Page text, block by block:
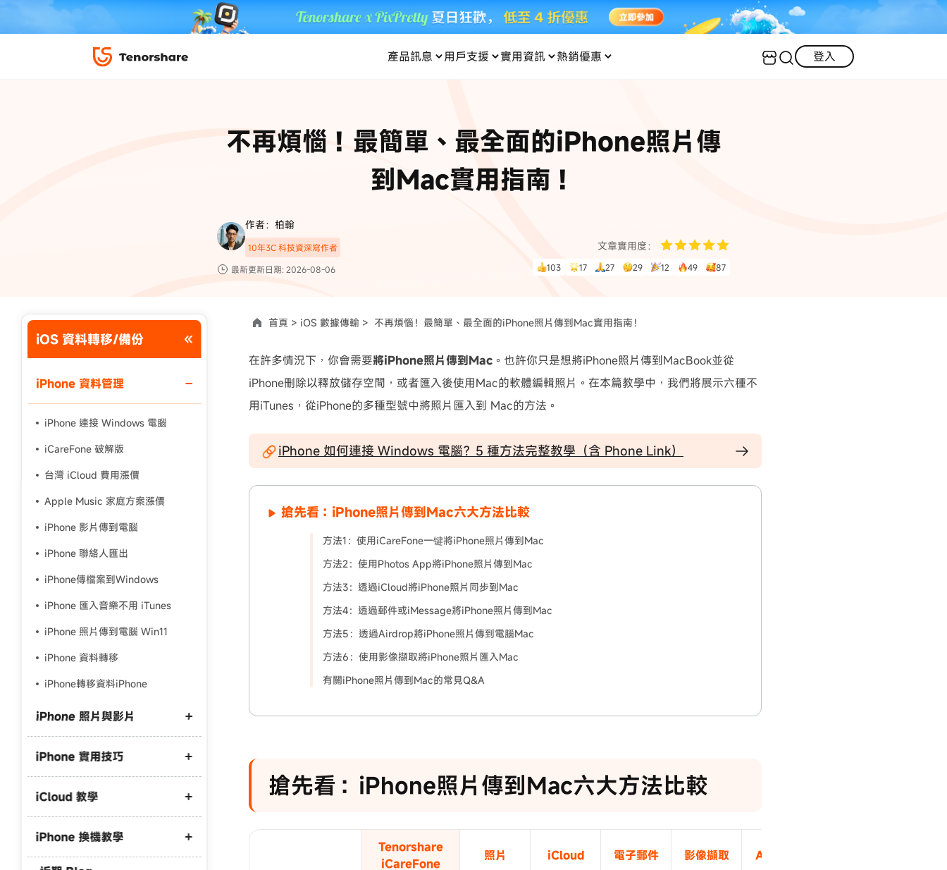
產品訊息
4DDiG Win 資料救援
4DDiG Mac 資料救援
新版本
UltData LINE 數據恢復
UltData WhatsApp 數據恢復
·三星手機螢幕黑屏
用戶支援 實用資訊
·iPhone 照片備份到外接硬碟 ·Pokemo GO Plus 無法配對
·大家報寶貝
·寶可夢自動抓寶
為您提供最豐富的教學影片
人像修圖 AI 資訊
資料救援
為您提供最實用的數位教學
熱銷優惠
暢遊全球！
限時 5 折優惠，立即入手！
複製折扣碼
前往搶購
使用說明：以上折扣碼僅用於 iAnyGo 終身方案,加購後即可使用！
登入
不再煩惱！最簡單、最全面的iPhone照片傳
到Mac實用指南！
作者：柏翰
10年3C 科技資深寫作者
最新更新日期: 2026-08-06
文章實用度：
103 17 27 29 12 49 87
iOS 資料轉移/備份
iPhone 資料管理
iPhone 連接 Windows 電腦
iCareFone 破解版
台灣 iCloud 費用漲價
Apple Music 家庭方案漲價
iPhone 影片傳到電腦
iPhone 聯絡人匯出
iPhone傳檔案到Windows
iPhone 匯入音樂不用 iTunes
iPhone 照片傳到電腦 Win11
iPhone 資料轉移
iPhone轉移資料iPhone
iPhone 照片與影片
iPhone 照片備份到外接硬碟
iPhone 照片備份到電腦
iPhone 照片 HEIC 轉 JPG
iPhone 影片 M4A 轉 MP3
iPhone 實用技巧
iPhone 開發者模式不見了
iPhone 驗機
iCloud 教學
iCloud 空間不足
iCloud 滿了怎麼刪
iPhone 換機教學
首頁 > iOS 數據傳輸 > 不再煩惱！最簡單、最全面的iPhone照片傳到Mac實用指南！
在許多情況下，你會需要將iPhone照片傳到Mac 。也許你只是想將iPhone照片傳到MacBook並從
iPhone刪除以釋放儲存空間，或者匯入後使用Mac的軟體編輯照片。在本篇教學中，我們將展示六種不
用iTunes，從iPhone的多種型號中將照片匯入到 Mac的方法。
iPhone 如何連接 Windows 電腦？5 種方法完整教學（含 Phone Link）
搶先看：iPhone照片傳到Mac六大方法比較
方法1：使用iCareFone一键將iPhone照片傳到Mac
方法2：使用Photos App將iPhone照片傳到Mac
方法3：透過iCloud將iPhone照片同步到Mac
方法4：透過郵件或iMessage將iPhone照片傳到Mac
方法5：透過Airdrop將iPhone照片傳到電腦Mac
方法6：使用影像擷取將iPhone照片匯入Mac
有關iPhone照片傳到Mac的常見Q&A
搶先看：iPhone照片傳到Mac六大方法比較
Tenorshare
iCareFone
照片 iCloud 電子郵件 影像擷取 Airdrop